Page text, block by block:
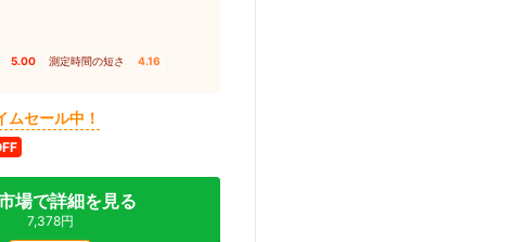
5.00 測定時間の短さ 4.16
セール中！
場で詳細を見る
7,378円